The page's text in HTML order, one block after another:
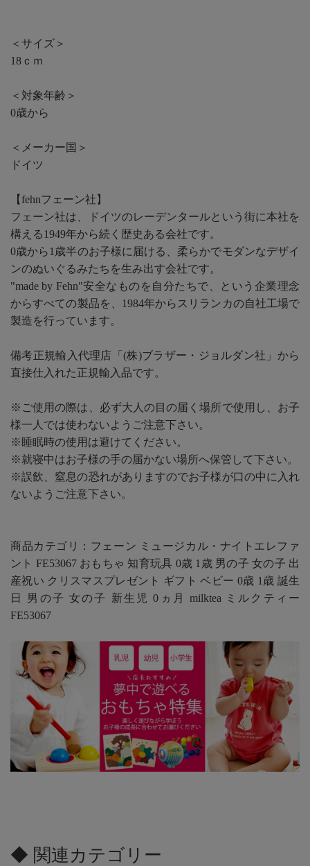
＜サイズ＞
18ｃｍ
＜対象年齢＞
0歳から
＜メーカー国＞
ドイツ
【fehnフェーン社】
フェーン社は、ドイツのレーデンタールという街に本社を
構える1949年から続く歴史ある会社です。
0歳から1歳半のお子様に届ける、柔らかでモダンなデザイ
ンのぬいぐるみたちを生み出す会社です。
"made by Fehn"安全なものを自分たちで、という企業理念
からすべての製品を、1984年からスリランカの自社工場で
製造を行っています。
備考正規輸入代理店「(株)ブラザー・ジョルダン社」から
直接仕入れた正規輸入品です。
※ご使用の際は、必ず大人の目の届く場所で使用し、お子
様一人では使わないようご注意下さい。
※睡眠時の使用は避けてください。
※就寝中はお子様の手の届かない場所へ保管して下さい。
※誤飲、窒息の恐れがありますのでお子様が口の中に入れ
ないようご注意下さい。
商品カテゴリ：フェーン ミュージカル・ナイトエレファ
ント FE53067 おもちゃ 知育玩具 0歳 1歳 男の子 女の子 出
産祝い クリスマスプレゼント ギフト ベビー 0歳 1歳 誕生
日 男の子 女の子 新生児 0ヵ月 milktea ミルクティー
FE53067
◆ 関連カテゴリー